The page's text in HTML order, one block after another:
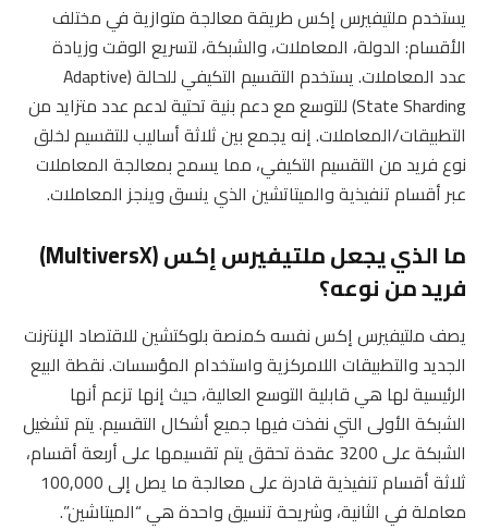
يستخدم ملتيفيرس إكس طريقة معالجة متوازية في مختلف
الأقسام: الدولة، المعاملات، والشبكة، لتسريع الوقت وزيادة
عدد المعاملات. يستخدم التقسيم التكيفي للحالة (Adaptive
State Sharding) للتوسع مع دعم بنية تحتية لدعم عدد متزايد من
التطبيقات/المعاملات. إنه يجمع بين ثلاثة أساليب للتقسيم لخلق
نوع فريد من التقسيم التكيفي، مما يسمح بمعالجة المعاملات
عبر أقسام تنفيذية والميتاتشين الذي ينسق وينجز المعاملات.
ما الذي يجعل ملتيفيرس إكس (MultiversX)
فريد من نوعه؟
يصف ملتيفيرس إكس نفسه كمنصة بلوكتشين للاقتصاد الإنترنت
الجديد والتطبيقات اللامركزية واستخدام المؤسسات. نقطة البيع
الرئيسية لها هي قابلية التوسع العالية، حيث إنها تزعم أنها
الشبكة الأولى التي نفذت فيها جميع أشكال التقسيم. يتم تشغيل
الشبكة على 3200 عقدة تحقق يتم تقسيمها على أربعة أقسام،
ثلاثة أقسام تنفيذية قادرة على معالجة ما يصل إلى 100,000
معاملة في الثانية، وشريحة تنسيق واحدة هي “الميتاشين”.